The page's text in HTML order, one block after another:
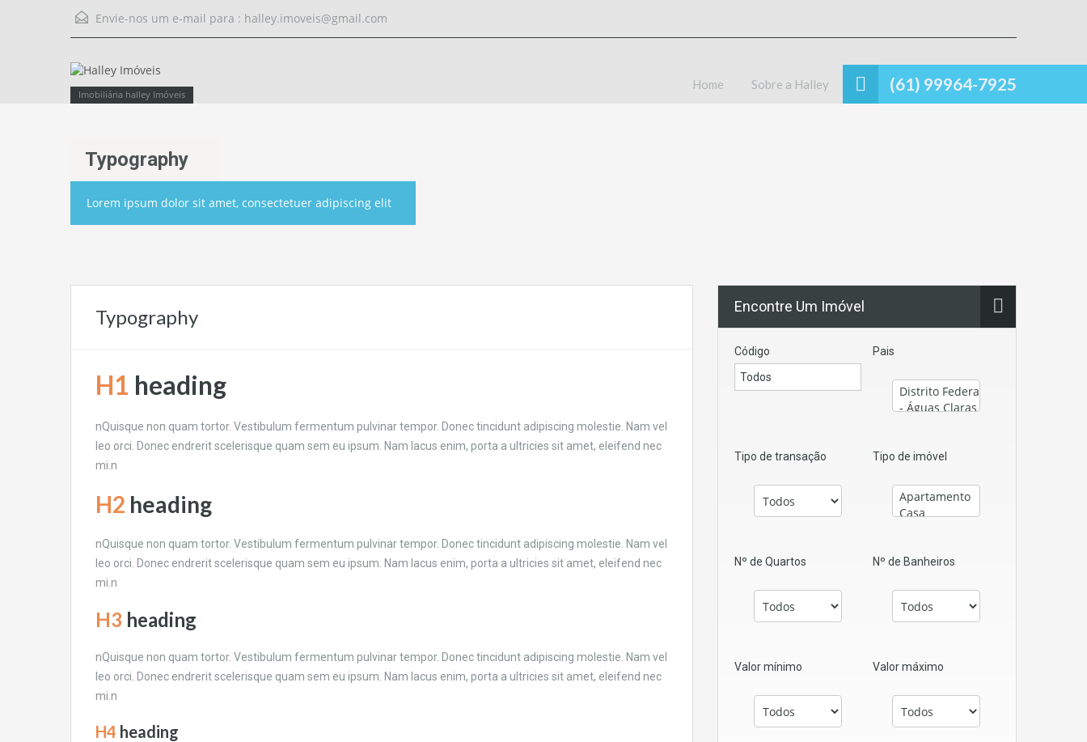
Envie-nos um e-mail para : halley.imoveis@gmail.com
Imobiliária halley Imóveis
(61) 99964-7925
Home Sobre a Halley
Typography
Lorem ipsum dolor sit amet, consectetuer adipiscing elit
Typography
H1 heading
nQuisque non quam tortor. Vestibulum fermentum pulvinar tempor. Donec tincidunt adipiscing molestie. Nam vel
leo orci. Donec endrerit scelerisque quam sem eu ipsum. Nam lacus enim, porta a ultricies sit amet, eleifend nec
mi.n
H2 heading
nQuisque non quam tortor. Vestibulum fermentum pulvinar tempor. Donec tincidunt adipiscing molestie. Nam vel
leo orci. Donec endrerit scelerisque quam sem eu ipsum. Nam lacus enim, porta a ultricies sit amet, eleifend nec
mi.n
H3 heading
nQuisque non quam tortor. Vestibulum fermentum pulvinar tempor. Donec tincidunt adipiscing molestie. Nam vel
leo orci. Donec endrerit scelerisque quam sem eu ipsum. Nam lacus enim, porta a ultricies sit amet, eleifend nec
mi.n
H4 heading
Encontre Um Imóvel
Código Pais
Tipo de transação Tipo de imóvel
Nº de Quartos Nº de Banheiros
Valor mínimo Valor máximo